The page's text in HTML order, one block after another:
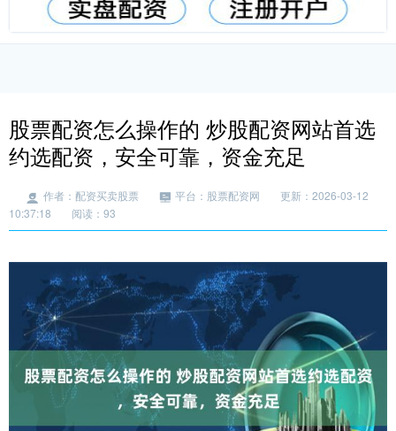
股票配资怎么操作的 炒股配资网站首选
约选配资，安全可靠，资金充足
作者：配资买卖股票 平台：股票配资网
更新：2026-03-12
10:37:18
阅读：93